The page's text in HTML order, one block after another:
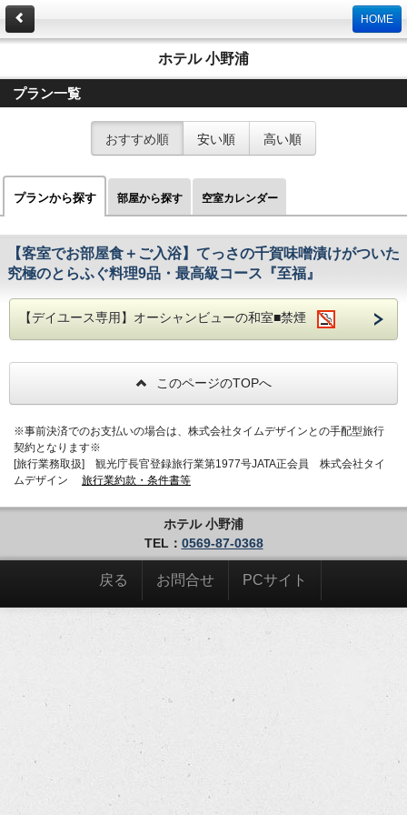
HOME
ホテル 小野浦
プラン一覧
おすすめ順 安い順 高い順
プランから探す 部屋から探す 空室カレンダー
【客室でお部屋食＋ご入浴】てっさの千賀味噌漬けがついた
究極のとらふぐ料理9品・最高級コース『至福』
【デイユース専用】オーシャンビューの和室■禁煙
このページのTOPへ
※事前決済でのお支払いの場合は、株式会社タイムデザインとの手配型旅行
契約となります※
[旅行業務取扱] 観光庁長官登録旅行業第1977号JATA正会員 株式会社タイ
ムデザイン 旅行業約款・条件書等
ホテル 小野浦
TEL： 0569-87-0368
戻る お問合せ PCサイト